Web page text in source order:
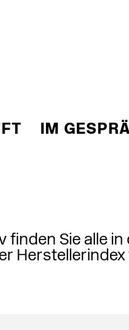
IM
Sie alle